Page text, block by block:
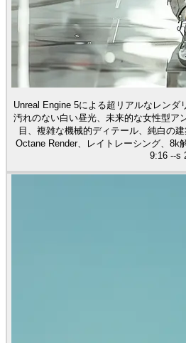
Unreal Engine 5による超リアルなレン
汚れのない白い昼光、未来的な女性型ア
目、複雑な機械的ディテール、純白の
Octane Render、レイトレーシング、8k
9:16 --s